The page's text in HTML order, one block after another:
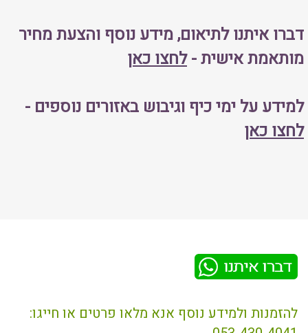
דברו איתנו לתיאום, מידע נוסף והצעת מחיר
מותאמת אישית -לחצוכאן
למידע על ימי כיף וגיבוש באזורים נוספים -
לחצוכאן